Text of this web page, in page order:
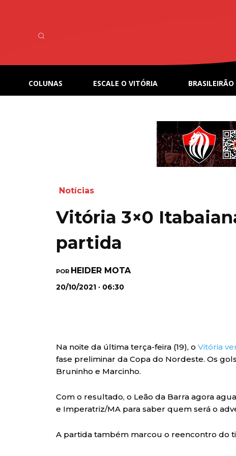
COLUNAS ESCALE O VITÓRIA BRASILEIRÃO
Notícias
Vitória 3×0
partida
POR HEIDER MOTA
20/10/2021 · 06:30
Na noite da última terça-feira (19), o Vitória
fase preliminar da Copa do Nordeste. Os
Bruninho e Marcinho.
Com o resultado, o Leão da Barra agora
e Imperatriz/MA para saber quem será o
A partida também marcou o reencontro do